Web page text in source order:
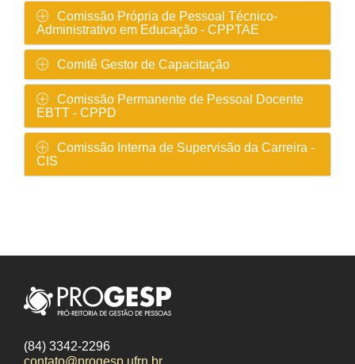
Comissão Própria de Pessoal Técnico-
Administrativo em Educação - CPPTAE
Comitê Gestor de Capacitação
Comissão Permanente de Pessoal Docente
EBTT - CPPD
Comissão Interna de Supervisão da Carreira -
CIS
(84) 3342-2296